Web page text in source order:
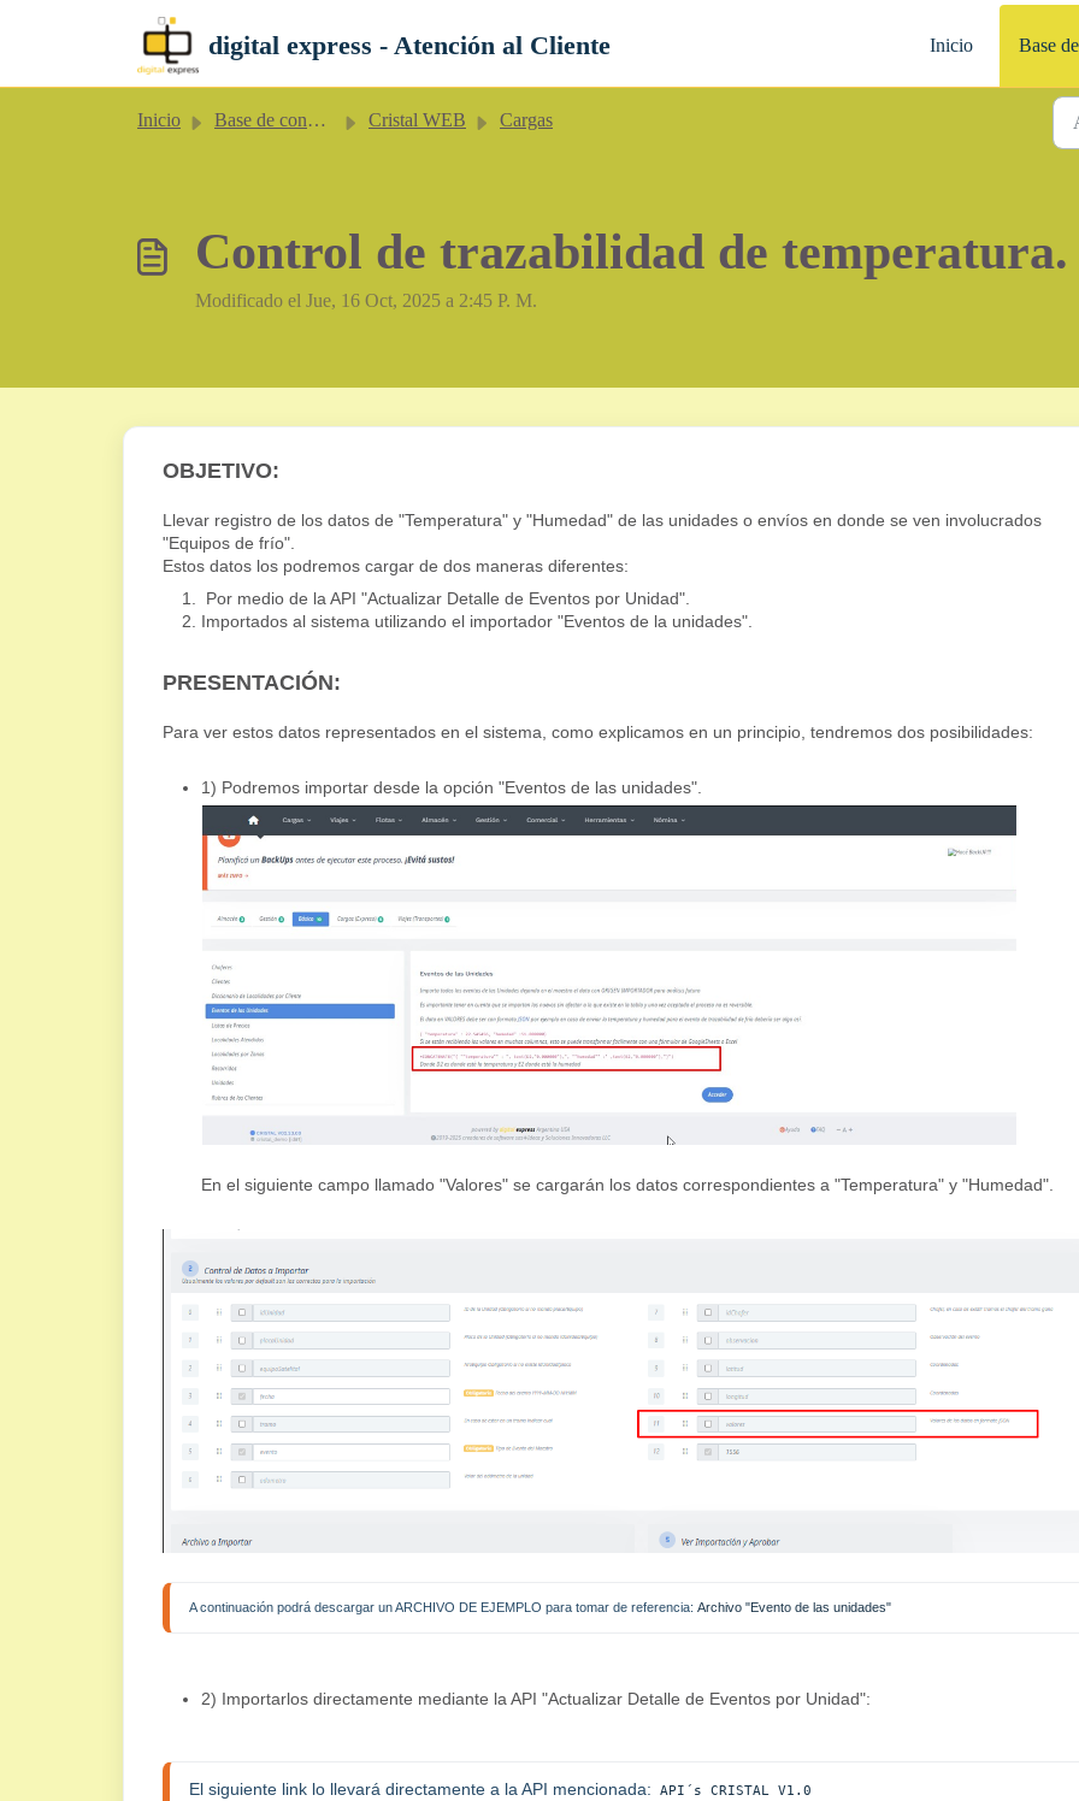
digital express - Atención al Cliente Inicio Base
Inicio Base de conocimientos Cristal WEB Cargas
Control de trazabilidad de temperatura.
Modificado el Jue, 16 Oct, 2025 a 2:45 P. M.
OBJETIVO:
Llevar registro de los datos de "Temperatura" y "Humedad" de las unidades o envíos en donde se ven involucrados
"Equipos de frío".
Estos datos los podremos cargar de dos maneras diferentes:
Por medio de la API "Actualizar Detalle de Eventos por Unidad".
Importados al sistema utilizando el importador "Eventos de la unidades".
PRESENTACIÓN:
Para ver estos datos representados en el sistema, como explicamos en un principio, tendremos dos posibilidades:
1) Podremos importar desde la opción "Eventos de las unidades".
En el siguiente campo llamado "Valores" se cargarán los datos correspondientes a "Temperatura" y "Humedad".
A continuación podrá descargar un ARCHIVO DE EJEMPLO para tomar de referencia: Archivo "Evento de las unidades"
2) Importarlos directamente mediante la API "Actualizar Detalle de Eventos por Unidad":
El siguiente link lo llevará directamente a la API mencionada: API´s CRISTAL V1.0